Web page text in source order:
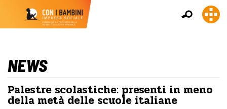
NEWS
Palestre scolastiche: presenti in meno
della metà delle scuole italiane